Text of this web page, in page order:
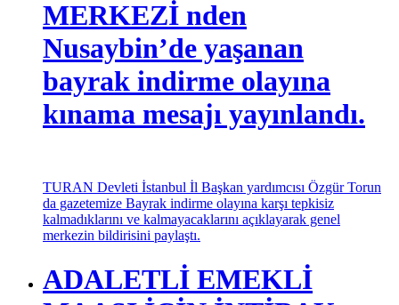
TEŞKİLATLARI GENEL
MERKEZİ nden
Nusaybin’de yaşanan
bayrak indirme olayına
da gazetemize Bayrak indirme olayına karşı tepkisiz
kalmadıklarını ve kalmayacaklarını açıklayarak genel
merkezin bildirisini paylaştı.